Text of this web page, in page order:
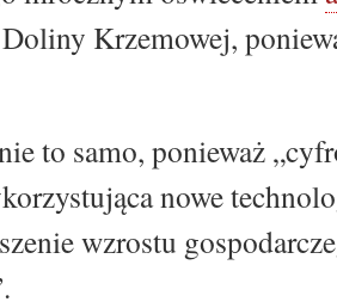
Krzemowej,
to samo, ponieważ
nowe
wzrostu